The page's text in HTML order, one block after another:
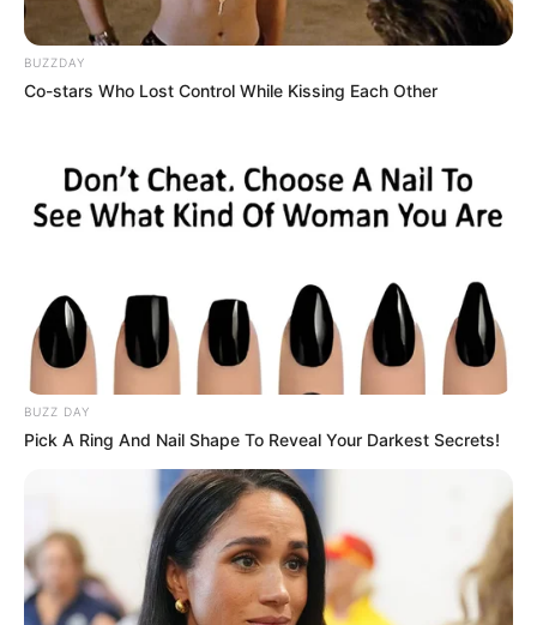
dalam bertindak dan memanfaatkan peluang. Dirinya adalah
seorang lulusan universitas bergengsi yang telah banyak
mengalami masa-masa sulit.
beberapa lama menjalin hubungan akhirnya memutuskan untuk
menikahi wanita tersebut. Tanpa disangka pernikahan tersebut tak
Beberapa masalah dan juga kasus perselingkuhan yang tak
terduga menghampiri kehidupan pasangan baru ini. Berusaha
mempertahankan hubungannya akhirnya membawanya untuk
memecahkan kasus dan mencari kebenaranya.
Dia tak pernah mengira bahwa Na Jung Sun juga mencari
3. Lee Chung Ah sebagai Lee Hyun Ah
BUZZDAY
Co-stars Who Lost Control While Kissing Each Other
BUZZ DAY
Pick A Ring And Nail Shape To Reveal Your Darkest Secrets!